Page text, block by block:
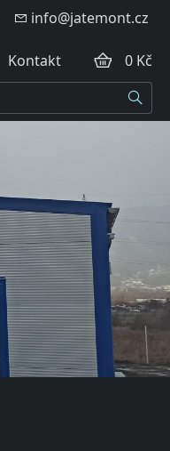
info@jatemont.cz
Kontakt
0 Kč
Hledat